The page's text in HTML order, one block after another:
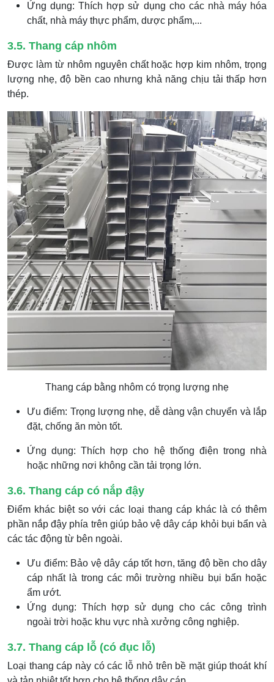
Ứng dụng: Thích hợp sử dụng cho các nhà máy hóa
chất, nhà máy thực phẩm, dược phẩm,...
3.5. Thang cáp nhôm
Được làm từ nhôm nguyên chất hoặc hợp kim nhôm, trọng
lượng nhẹ, độ bền cao nhưng khả năng chịu tải thấp hơn
thép.
Thang cáp bằng nhôm có trọng lượng nhẹ
Ưu điểm: Trọng lượng nhẹ, dễ dàng vận chuyển và lắp
đặt, chống ăn mòn tốt.
Ứng dụng: Thích hợp cho hệ thống điện trong nhà
hoặc những nơi không cần tải trọng lớn.
3.6. Thang cáp có nắp đậy
Điểm khác biệt so với các loại thang cáp khác là có thêm
phần nắp đậy phía trên giúp bảo vệ dây cáp khỏi bụi bẩn và
các tác động từ bên ngoài.
Ưu điểm: Bảo vệ dây cáp tốt hơn, tăng độ bền cho dây
cáp nhất là trong các môi trường nhiều bụi bẩn hoặc
ẩm ướt.
Ứng dụng: Thích hợp sử dụng cho các công trình
ngoài trời hoặc khu vực nhà xưởng công nghiệp.
3.7. Thang cáp lỗ (có đục lỗ)
Loại thang cáp này có các lỗ nhỏ trên bề mặt giúp thoát khí